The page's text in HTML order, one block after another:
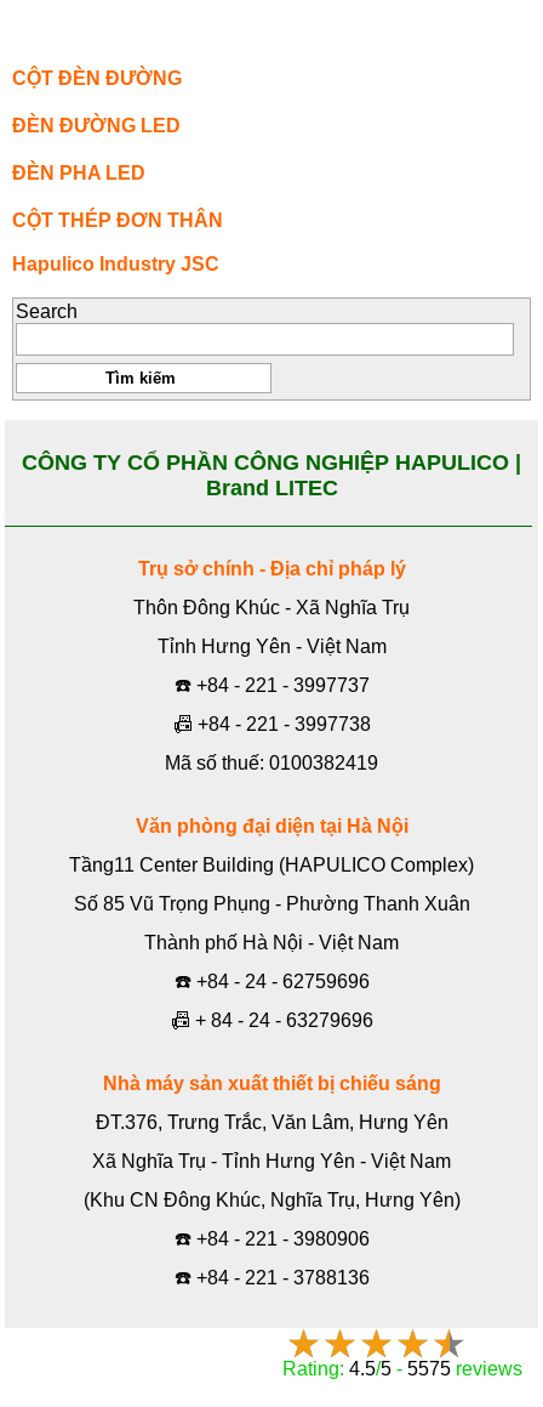
CỘT ĐÈN ĐƯỜNG
ĐÈN ĐƯỜNG LED
ĐÈN PHA LED
CỘT THÉP ĐƠN THÂN
Hapulico Industry JSC
Search
CÔNG TY CỔ PHẦN CÔNG NGHIỆP HAPULICO |
Brand LITEC
Trụ sở chính - Địa chỉ pháp lý
Thôn Đông Khúc - Xã Nghĩa Trụ
Tỉnh Hưng Yên - Việt Nam
☎️ +84 - 221 - 3997737
📠 +84 - 221 - 3997738
Mã số thuế: 0100382419
Văn phòng đại diện tại Hà Nội
Tầng11 Center Building (HAPULICO Complex)
Số 85 Vũ Trọng Phụng - Phường Thanh Xuân
Thành phố Hà Nội - Việt Nam
☎️ +84 - 24 - 62759696
📠 + 84 - 24 - 63279696
Nhà máy sản xuất thiết bị chiếu sáng
ĐT.376, Trưng Trắc, Văn Lâm, Hưng Yên
Xã Nghĩa Trụ - Tỉnh Hưng Yên - Việt Nam
(Khu CN Đông Khúc, Nghĩa Trụ, Hưng Yên)
☎️ +84 - 221 - 3980906
☎️ +84 - 221 - 3788136
Rating: 4.5/5 - 5575 reviews